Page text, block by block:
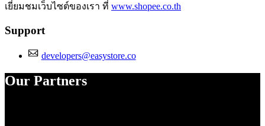
เยี่ยมชมเว็บไซต์ของเรา ที่ www.shopee.co.th
Support
developers@easystore.co
Our Partners